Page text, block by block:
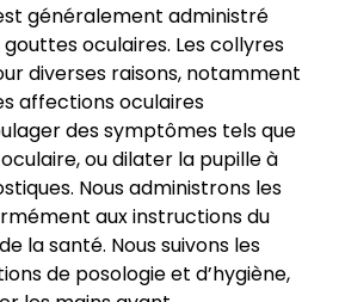
généralement administré
oculaires. Les collyres
diverses raisons, notamment
affections oculaires
des symptômes tels que
ou dilater la pupille à
Nous administrons les
aux instructions du
la santé. Nous suivons les
de posologie et d’hygiène,